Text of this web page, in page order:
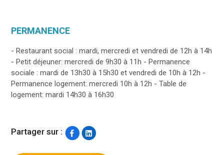
PERMANENCE
- Restaurant social : mardi, mercredi et vendredi de 12h à 14h
- Petit déjeuner: mercredi de 9h30 à 11h - Permanence
sociale : mardi de 13h30 à 15h30 et vendredi de 10h à 12h -
Permanence logement: mercredi 10h à 12h - Table de
logement: mardi 14h30 à 16h30
Partager sur :